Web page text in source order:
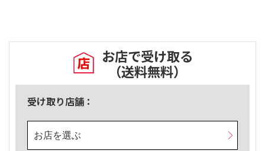
お店で受け取る
（送料無料）
受け取り店舗：
お店を選ぶ